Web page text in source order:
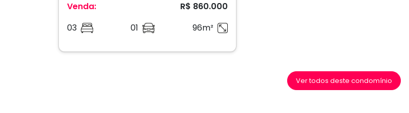
Venda:
R$ 860.000
03
01 96m²
Ver todos deste condomínio